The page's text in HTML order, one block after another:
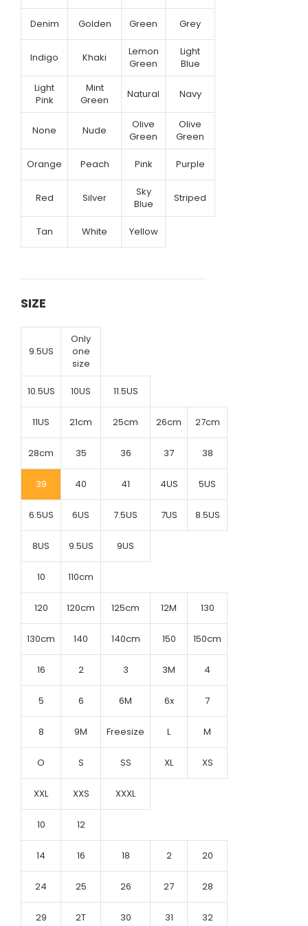
Denim Golden Green Grey
Indigo Khaki
Lemon
Green
Light
Blue
Light
Pink
Mint
Green
Natural Navy
None Nude
Olive
Green
Olive
Green
Orange Peach Pink Purple
Red Silver
Sky
Blue
Striped
Tan White Yellow
SIZE
9.5US
Only
one
size
10.5US 10US 11.5US
11US 21cm 25cm 26cm 27cm
28cm 35 36 37 38
39 40 41 4US 5US
6.5US 6US 7.5US 7US 8.5US
8US 9.5US 9US
10 110cm
120 120cm 125cm 12M 130
130cm 140 140cm 150 150cm
16 2 3 3M 4
5 6 6M 6x 7
8 9M Freesize L M
O S SS XL XS
XXL XXS XXXL
10 12
14 16 18 2 20
24 25 26 27 28
29 2T 30 31 32